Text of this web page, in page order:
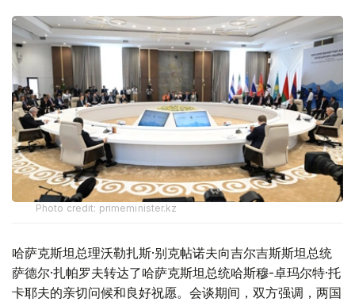
Photo credit: primeminister.kz
哈萨克斯坦总理沃勒扎斯·别克帖诺夫向吉尔吉斯斯坦总统
萨德尔·扎帕罗夫转达了哈萨克斯坦总统哈斯穆-卓玛尔特·托
卡耶夫的亲切问候和良好祝愿。会谈期间，双方强调，两国